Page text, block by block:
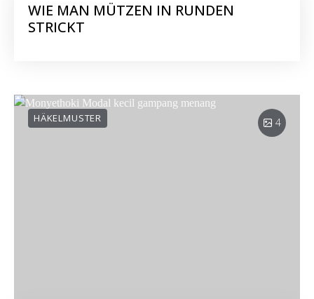
WIE MAN MÜTZEN IN RUNDEN
STRICKT
4
HÄKELMUSTER